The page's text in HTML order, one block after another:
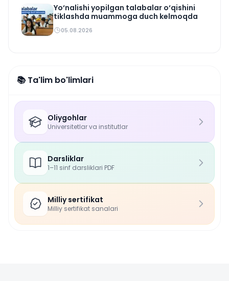
Yo‘nalishi yopilgan talabalar o‘qishini
tiklashda muammoga duch kelmoqda
05.08.2026
📚 Ta'lim bo'limlari
Oliygohlar
Universitetlar va institutlar
Darsliklar
1–11 sinf darsliklari PDF
Milliy sertifikat
Milliy sertifikat sanalari